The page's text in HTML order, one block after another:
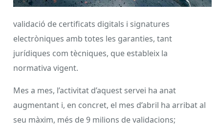
validació de certificats digitals i signatures
electròniques amb totes les garanties, tant
jurídiques com tècniques, que estableix la
normativa vigent.
Mes a mes, l’activitat d’aquest servei ha anat
augmentant i, en concret, el mes d’abril ha arribat al
seu màxim, més de 9 milions de validacions;